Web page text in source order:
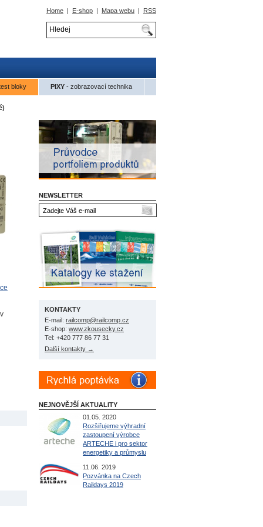
Home | E-shop | Mapa webu | RSS
bloky PIXY - zobrazovací technika
NEWSLETTER
KONTAKTY
E-mail: railcomp@railcomp.cz
E-shop: www.zkousecky.cz
Tel: +420 777 86 77 31
Další kontakty →
NEJNOVĚJŠÍ AKTUALITY
01.05. 2020
Rozšiřujeme výhradní
zastoupení výrobce
ARTECHE i pro sektor
energetiky a průmyslu
11.06. 2019
Pozvánka na Czech
Raildays 2019